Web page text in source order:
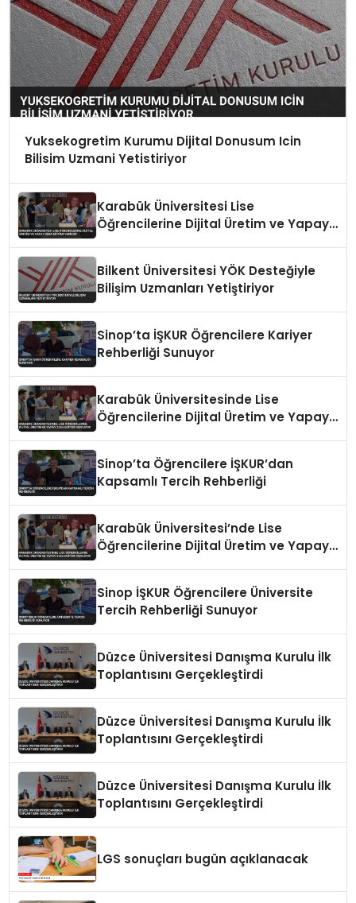
Yuksekogretim Kurumu Dijital Donusum Icin
Bilisim Uzmani Yetistiriyor
Karabük Üniversitesi Lise
Öğrencilerine Dijital Üretim ve Yapay
Bilkent Üniversitesi YÖK Desteğiyle
Bilişim Uzmanları Yetiştiriyor
Sinop’ta İŞKUR Öğrencilere Kariyer
Rehberliği Sunuyor
Karabük Üniversitesinde Lise
Öğrencilerine Dijital Üretim ve Yapay
Sinop’ta Öğrencilere İŞKUR’dan
Kapsamlı Tercih Rehberliği
Karabük Üniversitesi’nde Lise
Öğrencilerine Dijital Üretim ve Yapay
Sinop İŞKUR Öğrencilere Üniversite
Tercih Rehberliği Sunuyor
Düzce Üniversitesi Danışma Kurulu İlk
Toplantısını Gerçekleştirdi
Düzce Üniversitesi Danışma Kurulu İlk
Toplantısını Gerçekleştirdi
Düzce Üniversitesi Danışma Kurulu İlk
Toplantısını Gerçekleştirdi
LGS sonuçları bugün açıklanacak